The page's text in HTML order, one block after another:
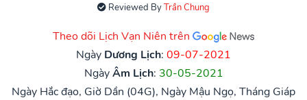
Reviewed ByTrần Chung
Theo dõi Lịch Vạn Niên trên
Ngày Dương Lịch: 09-07-2021
NgàyÂm Lịch: 30-05-2021
Ngày Hắc đạo, Giờ Dần (04G), Ngày Mậu Ngọ, Tháng Giáp